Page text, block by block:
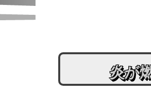
炎が